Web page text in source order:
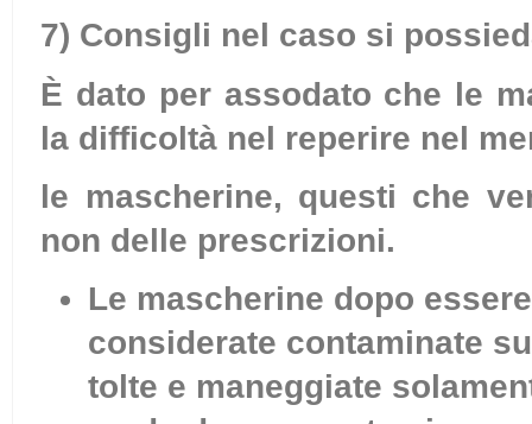
7) Consigli nel caso si
È dato per assodato che le
la difficoltà nel reperire nel
le mascherine, questi che
non delle prescrizioni.
Le mascherine dopo
considerate contaminate
tolte e maneggiate